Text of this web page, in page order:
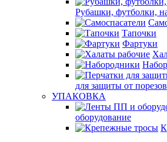
Рубашки, футболки,
Тапочки
Фартуки
для защиты от порезов
УПАКОВКА
оборудование